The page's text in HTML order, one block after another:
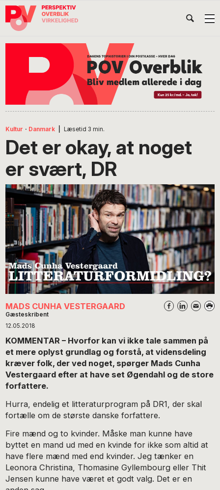
Gå
direkte
Skip
indhold
Gå
direkte
Kultur · Danmark Læsetid 3 min.
Det er okay, at noget
er svært, DR
MADS CUNHA VESTERGAARD
Gæsteskribent
12.05.2018
KOMMENTAR – Hvorfor kan vi ikke tale sammen på
et mere oplyst grundlag og forstå, at vidensdeling
kræver folk, der ved noget, spørger Mads Cunha
Vestergaard efter at have set Øgendahl og de store
forfattere.
Hurra, endelig et litteraturprogram på DR1, der skal
fortælle om de største danske forfattere.
Fire mænd og to kvinder. Måske man kunne have
byttet en mand ud med en kvinde for ikke som altid at
have flere mænd med end kvinder. Jeg tænker en
Leonora Christina, Thomasine Gyllembourg eller Thit
Jensen kunne have været et godt valg. Det er en